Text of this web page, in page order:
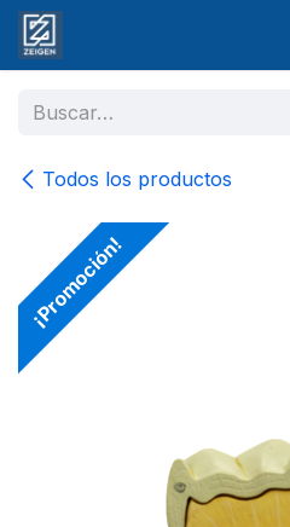
Ir al contenido
Todos los productos
¡Promoción!